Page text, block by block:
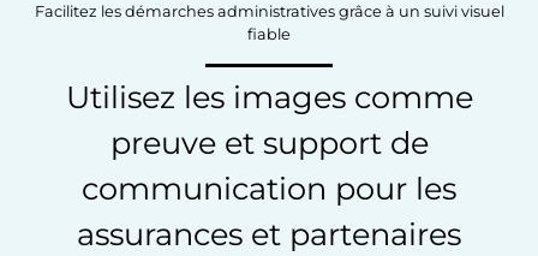
Facilitez les démarches administratives grâce à un suivi visuel
fiable
Utilisez les images comme
preuve et support de
communication pour les
assurances et partenaires